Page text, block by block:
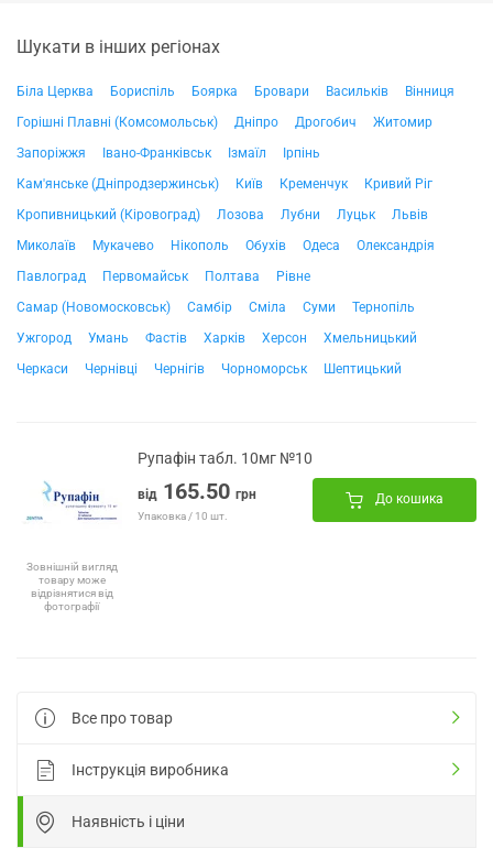
Шукати в інших регіонах
Біла Церква Бориспіль Боярка Бровари Васильків
Вінниця
Горішні Плавні (Комсомольськ)
Дніпро Дрогобич
Житомир
Запоріжжя
Івано-Франківськ Ізмаїл
Ірпінь
Кам'янське (Дніпродзержинськ)
Київ Кременчук
Кривий Ріг
Кропивницький (Кіровоград)
Лозова Лубни Луцьк
Львів
Миколаїв
Мукачево Нікополь Обухів Одеса
Олександрія
Павлоград
Первомайськ Полтава
Рівне
Самар (Новомосковськ)
Самбір Сміла Суми
Тернопіль
Ужгород
Умань Фастів Харків Херсон
Хмельницький
Черкаси
Чернівці Чернігів Чорноморськ Шептицький
Зовнішній вигляд
товару може
відрізнятися від
фотографії
Рупафін табл. 10мг №10
від 165.50 грн
Упаковка / 10 шт.
До кошика
Все про товар
Інструкція виробника
Наявність і ціни